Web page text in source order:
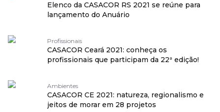
Elenco da CASACOR RS 2021 se reúne para
lançamento do Anuário
Profissionais
CASACOR Ceará 2021: conheça os
profissionais que participam da 22ª edição!
Ambientes
CASACOR CE 2021: natureza, regionalismo e
jeitos de morar em 28 projetos